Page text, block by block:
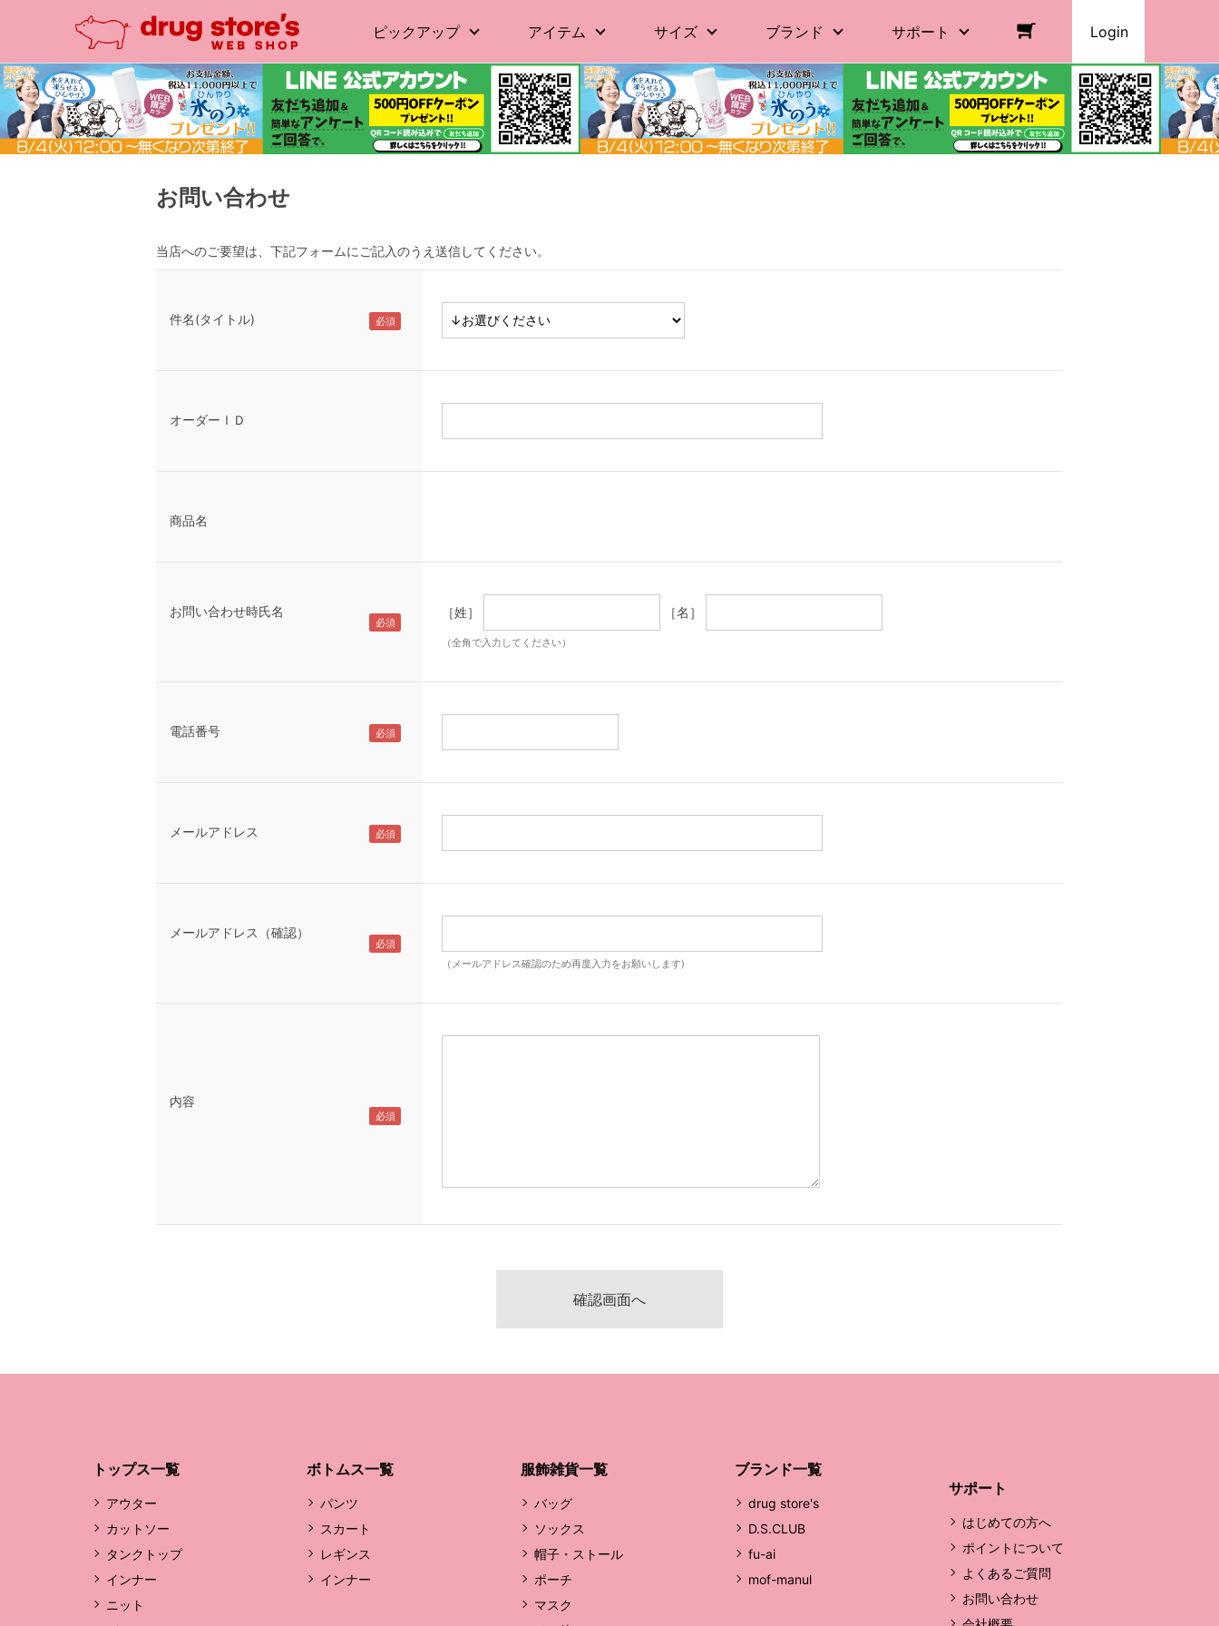
ピックアップ アイテム サイズ ブランド サポート Login
お問い合わせ
当店へのご要望は、下記フォームにご記入のうえ送信してください。
件名(タイトル)
オーダーＩＤ
商品名
お問い合わせ時氏名 ［姓］ ［名］
（全角で入力してください）
電話番号
メールアドレス
メールアドレス（確認）
（メールアドレス確認のため再度入力をお願いします)
内容
トップス一覧
アウター
カットソー
タンクトップ
インナー
ニット
ボトムス一覧
パンツ
スカート
レギンス
インナー
服飾雑貨一覧
バッグ
ソックス
帽子・ストール
ポーチ
マスク
ブランド一覧
drug store's
D.S.CLUB
fu-ai
mof-manul
サポート
はじめての方へ
ポイントについて
よくあるご質問
お問い合わせ